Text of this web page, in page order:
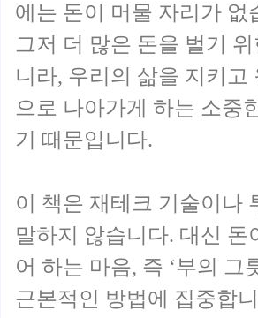
에는 돈이 머물 자리가 없
그저 더 많은 돈을 벌기
니라, 우리의 삶을 지키고
으로 나아가게 하는 소중
기 때문입니다.
이 책은 재테크 기술이나
말하지 않습니다. 대신 돈
어 하는 마음, 즉 ‘부의 그
근본적인 방법에 집중합